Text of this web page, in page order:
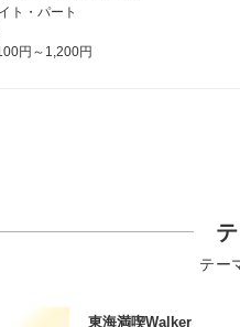
ト・パート
円～1,200円
テー
東海満喫Walker